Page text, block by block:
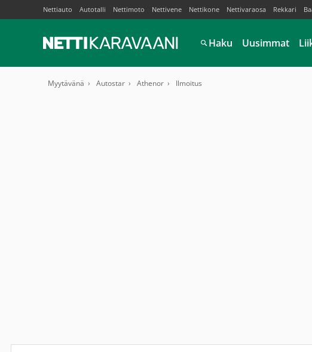
Nettiauto Autotalli Nettimoto Nettivene Nettikone Nettivaraosa Rekkari
Haku Uusimmat
Myytävänä Autostar Athenor Ilmoitus